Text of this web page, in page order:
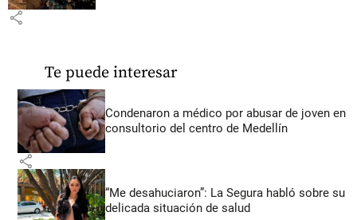
share
Te puede interesar
Condenaron a médico por abusar de joven en
consultorio del centro de Medellín
share
“Me desahuciaron”: La Segura habló sobre su
delicada situación de salud